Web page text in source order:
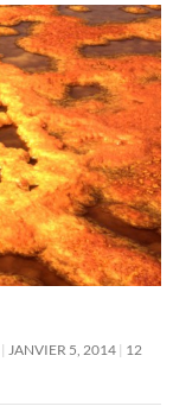
JANVIER 5, 2014 12